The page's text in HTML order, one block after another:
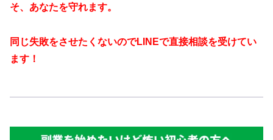
そ、あなたを守れます。
同じ失敗をさせたくないのでLINEで直接相談を受けてい
ます！